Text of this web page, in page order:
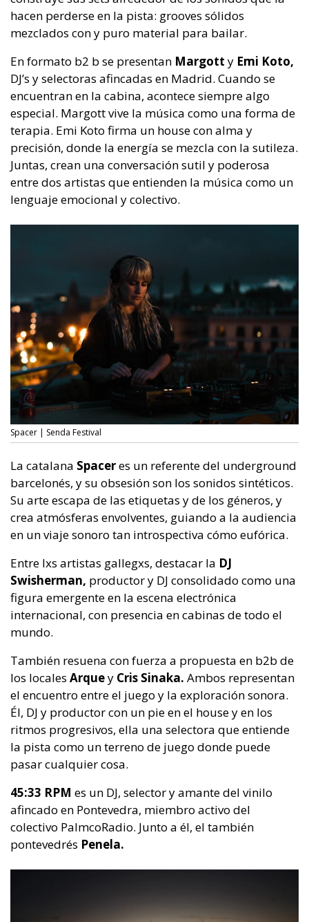
hacen perderse en la pista: grooves sólidos
mezclados con y puro material para bailar.
En formato b2 b se presentan Margott y Emi Koto,
DJ’s y selectoras afincadas en Madrid. Cuando se
encuentran en la cabina, acontece siempre algo
especial. Margott vive la música como una forma de
terapia. Emi Koto firma un house con alma y
precisión, donde la energía se mezcla con la sutileza.
Juntas, crean una conversación sutil y poderosa
entre dos artistas que entienden la música como un
lenguaje emocional y colectivo.
Spacer | Senda Festival
La catalana Spaceres un referente del underground
barcelonés, y su obsesión son los sonidos sintéticos.
Su arte escapa de las etiquetas y de los géneros, y
crea atmósferas envolventes, guiando a la audiencia
en un viaje sonoro tan introspectiva cómo eufórica.
Entre lxs artistas gallegxs, destacar la DJ
Swisherman, productor y DJ consolidado como una
figura emergente en la escena electrónica
internacional, con presencia en cabinas de todo el
mundo.
También resuena con fuerza a propuesta en b2b de
los locales Arquey Cris Sinaka. Ambos representan
el encuentro entre el juego y la exploración sonora.
Él, DJ y productor con un pie en el house y en los
ritmos progresivos, ella una selectora que entiende
la pista como un terreno de juego donde puede
pasar cualquier cosa.
45:33 RPM es un DJ, selector y amante del vinilo
afincado en Pontevedra, miembro activo del
colectivo PalmcoRadio. Junto a él, el también
pontevedrés Penela.